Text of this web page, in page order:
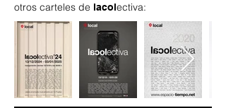
otros carteles de lacolectiva: